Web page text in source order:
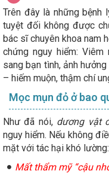
Trên đây là những bệnh
tuyệt đối không được
bác sĩ chuyên khoa nam
chứng nguy hiểm: Viêm
sang bạn tình, ảnh
– hiếm muộn, thậm chí
Mọc mụn đỏ ở bao
Như đã nói, dương vật
nguy hiểm. Nếu không
mặt với tác hại khó lường:
Mất thẩm mỹ “cậu